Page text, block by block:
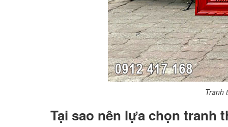
Tranh
Tại sao nên lựa chọn tranh